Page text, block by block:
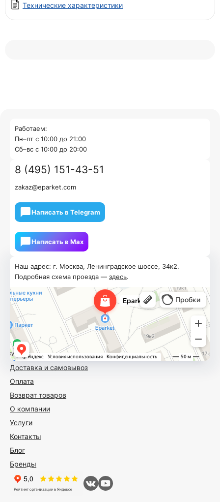
Технические характеристики
Доставка и самовывоз
Оплата
Возврат товаров
О компании
Услуги
Контакты
Блог
Бренды
Наш адрес: г. Москва, Ленинградское шоссе, 34к2.
Подробная схема проезда — здесь.
Работаем:
Пн–пт с 10:00 до 21:00
Cб–вс с 10:00 до 20:00
8 (495) 151-43-51
zakaz@eparket.com
Написать в Telegram
Написать в Мах